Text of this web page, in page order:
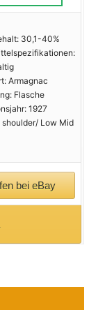
30,1-40%
Armagnac
Flasche
1927
shoulder/ Low Mid
bei eBay